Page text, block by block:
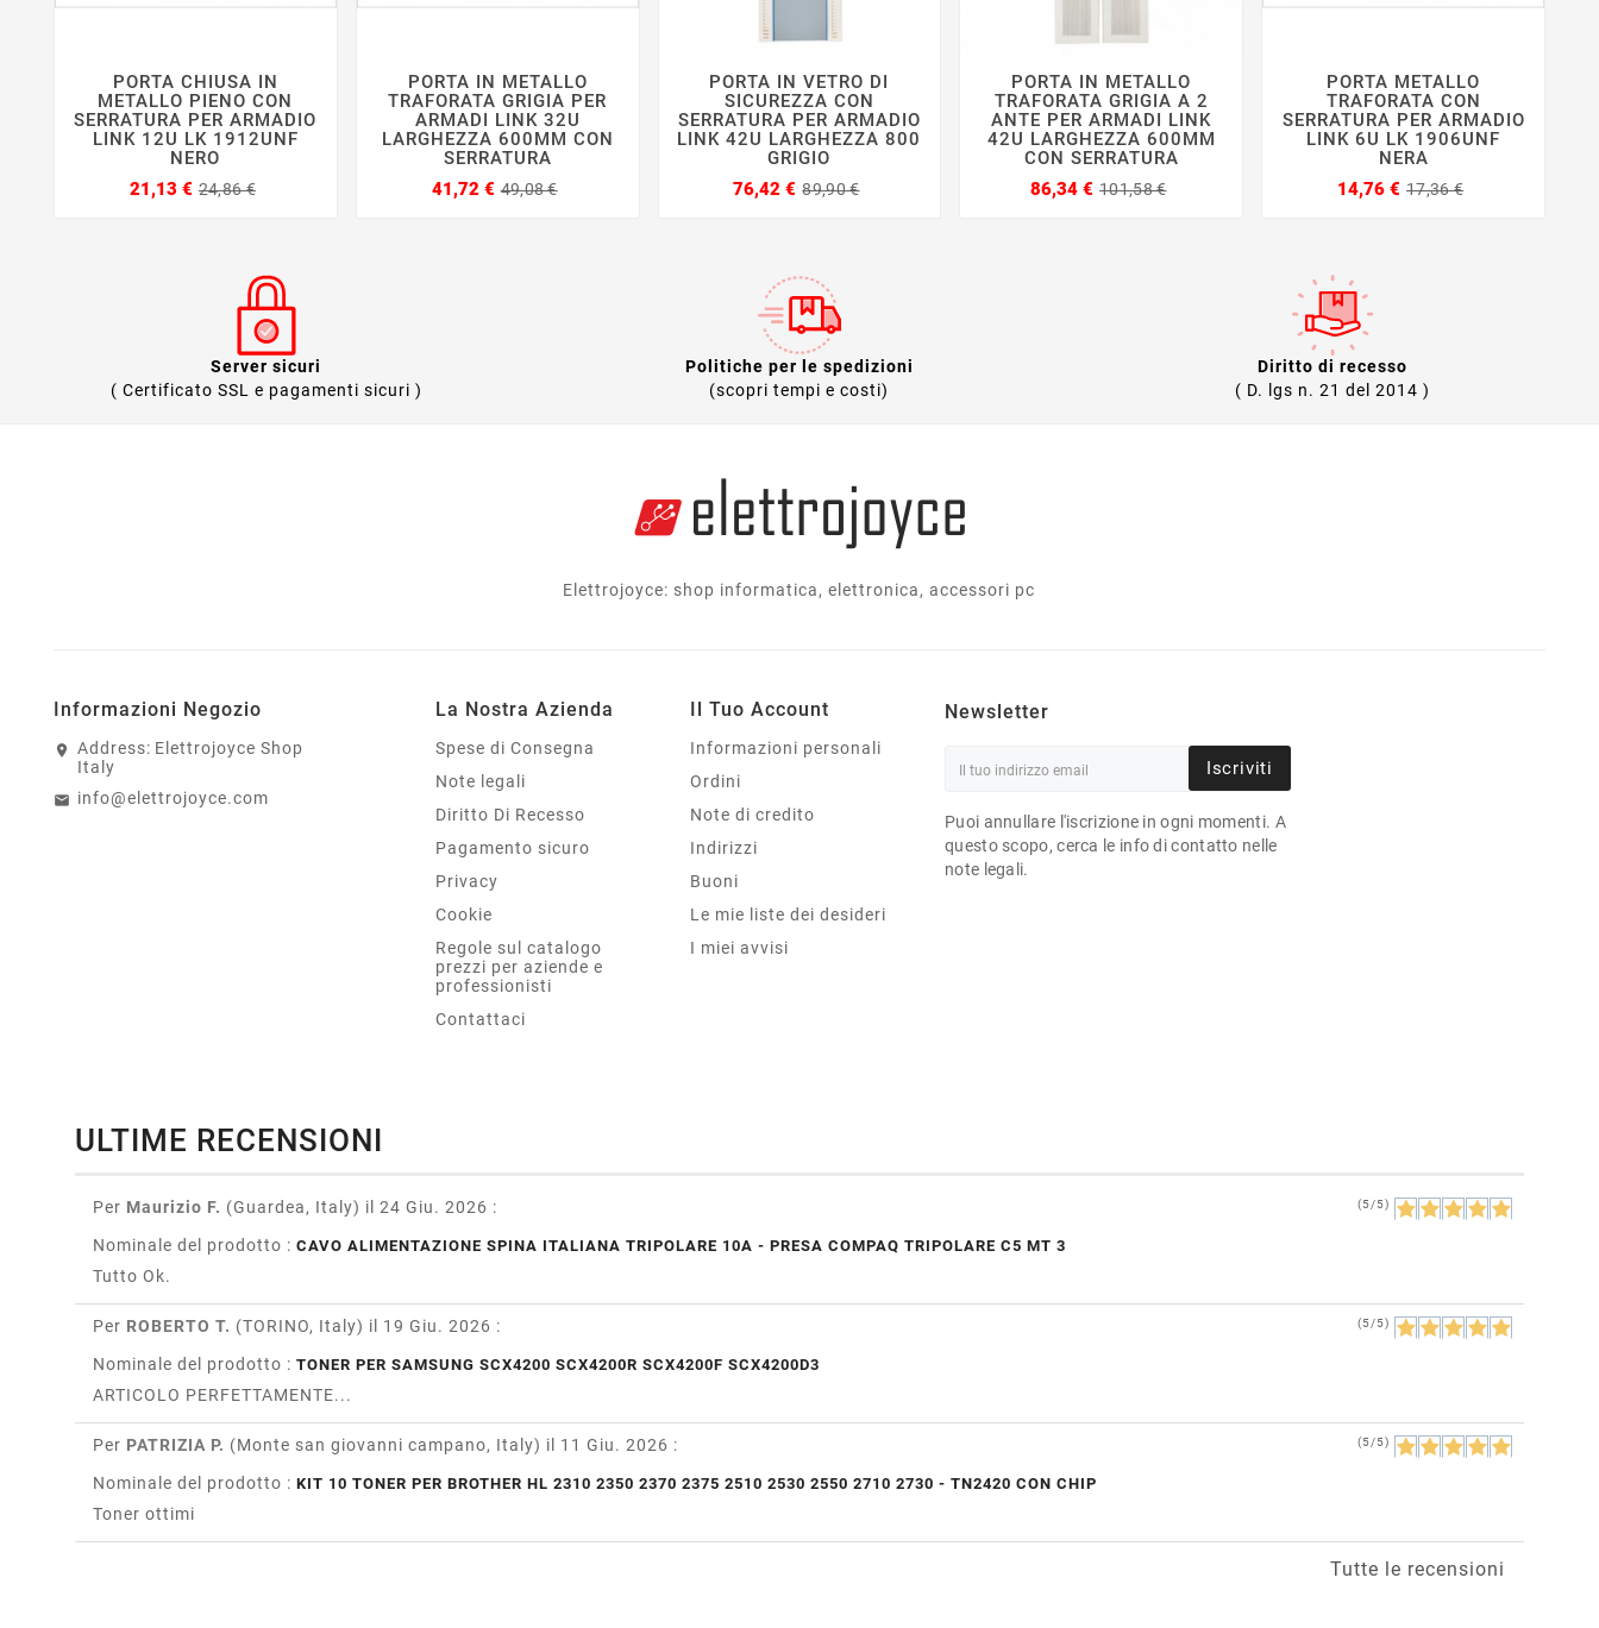
   
PORTA CHIUSA IN
METALLO PIENO CON
SERRATURA PER ARMADIO
LINK 12U LK 1912UNF
NERO
21,13 € 24,86 €
   
PORTA IN METALLO
TRAFORATA GRIGIA PER
ARMADI LINK 32U
LARGHEZZA 600MM CON
SERRATURA
41,72 € 49,08 €
   
PORTA IN VETRO DI
SICUREZZA CON
SERRATURA PER ARMADIO
LINK 42U LARGHEZZA 800
GRIGIO
76,42 € 89,90 €
   
PORTA IN METALLO
TRAFORATA GRIGIA A 2
ANTE PER ARMADI LINK
42U LARGHEZZA 600MM
CON SERRATURA
86,34 € 101,58 €
   
PORTA METALLO
TRAFORATA CON
SERRATURA PER ARMADIO
LINK 6U LK 1906UNF
NERA
14,76 € 17,36 €
Server sicuri
( Certificato SSL e pagamenti sicuri )
Politiche per le spedizioni
(scopri tempi e costi)
Diritto di recesso
( D. lgs n. 21 del 2014 )
Elettrojoyce: shop informatica, elettronica, accessori pc
Informazioni Negozio
Address: Elettrojoyce Shop
Italy
info@elettrojoyce.com
La Nostra Azienda
Spese di Consegna
Note legali
Diritto Di Recesso
Pagamento sicuro
Privacy
Cookie
Regole sul catalogo
prezzi per aziende e
professionisti
Contattaci
Il Tuo Account
Informazioni personali
Ordini
Note di credito
Indirizzi
Buoni
Le mie liste dei desideri
I miei avvisi
Newsletter
Iscriviti
Puoi annullare l'iscrizione in ogni momenti. A
questo scopo, cerca le info di contatto nelle
note legali.
ULTIME RECENSIONI
Per Maurizio F. (Guardea, Italy) il 24 Giu. 2026 : (5/5)
Nominale del prodotto : CAVO ALIMENTAZIONE SPINA ITALIANA TRIPOLARE 10A - PRESA COMPAQ TRIPOLARE C5 MT 3
Tutto Ok.
Per ROBERTO T. (TORINO, Italy) il 19 Giu. 2026 : (5/5)
Nominale del prodotto : TONER PER SAMSUNG SCX4200 SCX4200R SCX4200F SCX4200D3
ARTICOLO PERFETTAMENTE...
Per PATRIZIA P. (Monte san giovanni campano, Italy) il 11 Giu. 2026 : (5/5)
Nominale del prodotto : KIT 10 TONER PER BROTHER HL 2310 2350 2370 2375 2510 2530 2550 2710 2730 - TN2420 CON CHIP
Toner ottimi
Tutte le recensioni